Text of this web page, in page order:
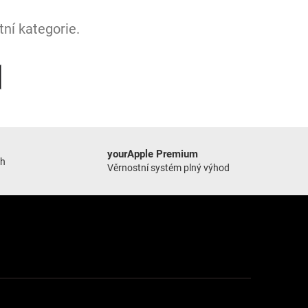
kategorie.
yourApple Premium
Věrnostní systém plný výhod